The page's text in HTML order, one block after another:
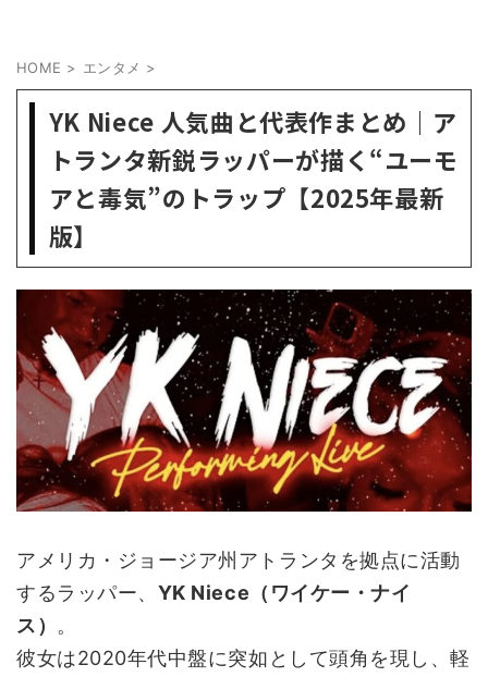
HOME > エンタメ >
YK Niece 人気曲と代表作まとめ｜ア
トランタ新鋭ラッパーが描く“ユーモ
アと毒気”のトラップ【2025年最新
版】
アメリカ・ジョージア州アトランタを拠点に活動
するラッパー、 YK Niece（ワイケー・ナイ
ス） 。
彼女は2020年代中盤に突如として頭角を現し、軽